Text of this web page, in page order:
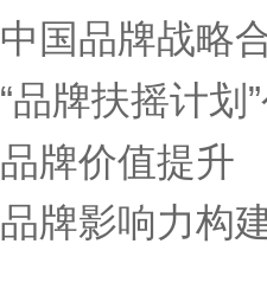
中国品牌战略
“品牌扶摇计划
品牌价值提升
品牌影响力构